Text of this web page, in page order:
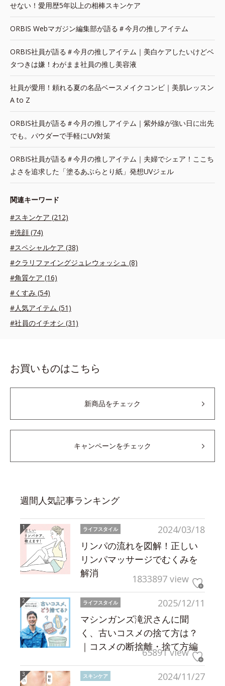
せない！愛用歴5年以上の相棒スキンケア
ORBIS Webマガジン編集部が語る＃今月の推しアイテム
ORBIS社員が語る＃今月の推しアイテム｜美白ケアしたいけどベ
タつきは嫌！わがまま社員の推し美容液
社員が愛用！頼れる夏の名品ベースメイクコンビ｜美肌レッスン
A to Z
ORBIS社員が語る＃今月の推しアイテム｜紫外線が強い日に出先
でも。パウダーで手軽にUV対策
ORBIS社員が語る＃今月の推しアイテム｜夫婦でシェア！ここち
よさを追求した「塗るあぶらとり紙」発想UVジェル
関連キーワード
#スキンケア (212)
#洗顔 (74)
#スペシャルケア (38)
#クラリファイングジュレウォッシュ (8)
#角質ケア (16)
#くすみ (54)
#人気アイテム (51)
#社員のイチオシ (31)
お買いものはこちら
新商品をチェック
キャンペーンをチェック
週間人気記事ランキング
2024/03/18
ライフスタイル
リンパの流れを図解！正しい
リンパマッサージでむくみを
解消
1833897 view
2025/12/11
ライフスタイル
マシンガンズ滝沢さんに聞
く、古いコスメの捨て方は？
｜コスメの断捨離・捨て方編
65891 view
2024/11/27
スキンケア